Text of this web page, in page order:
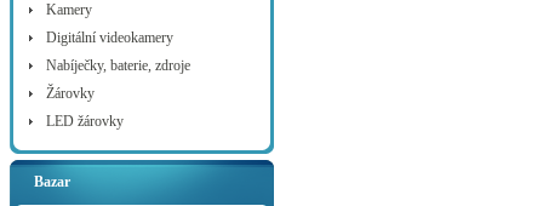
Kamery
Digitální videokamery
Nabíječky, baterie, zdroje
Žárovky
LED žárovky
Bazar